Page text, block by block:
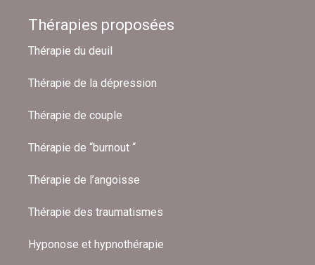
Thérapies proposées
Thérapie du deuil
Thérapie de la dépression
Thérapie de couple
Thérapie de “burnout “
Thérapie de l’angoisse
Thérapie des traumatismes
Hyponose et hypnothérapie